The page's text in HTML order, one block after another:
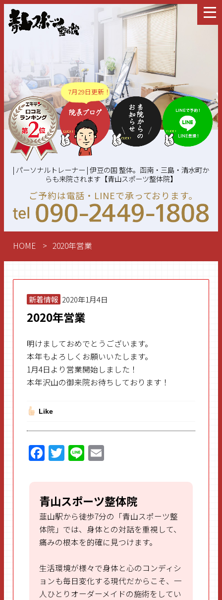
7月29日更新！
| パーソナルトレーナー | 伊豆の国 整体。函南・三島・清水町か
らも来院されます【青山スポーツ整体院】
ご予約は電話・LINEで承っております。
HOME 2020年営業
新着情報 2020年1月4日
2020年営業
明けましておめでとうございます。
本年もよろしくお願いいたします。
1月4日より営業開始しました！
本年沢山の御来院お待ちしております！
Like
F
a
ce
b
o
o
k
T
w
itt
er
Li
n
e
E
ai
l
青山スポーツ整体院
韮山駅から徒歩7分の「青山スポーツ整
体院」では、身体との対話を重視して、
痛みの根本を的確に見つけます。
生活環境が様々で身体と心のコンディシ
ョンも毎日変化する現代だからこそ、一
人ひとりオーダーメイドの施術をしてい